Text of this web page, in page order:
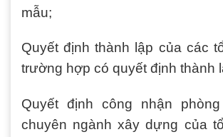
mẫu;
Quyết định thành lập của các
trường hợp có quyết định thành
Quyết định công nhận
chuyên ngành xây dựng của